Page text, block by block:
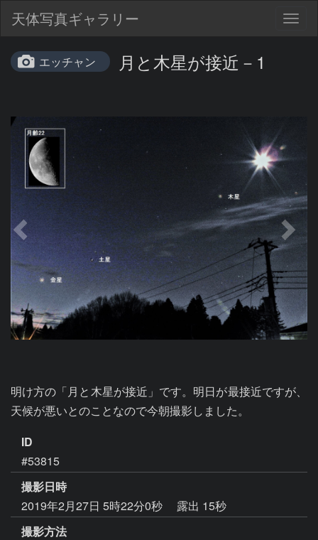
天体写真ギャラリー
エッチャン 月と木星が接近－1
明け方の「月と木星が接近」です。明日が最接近ですが、
天候が悪いとのことなので今朝撮影しました。
ID
#53815
撮影日時
2019年2月27日 5時22分0秒
露出 15秒
撮影方法